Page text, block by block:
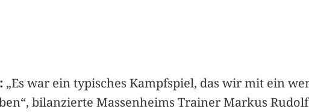
„Es war ein typisches Kampfspiel, das wir mit ein
bilanzierte Massenheims Trainer Markus